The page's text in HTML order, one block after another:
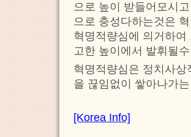
으로 높이 받들어모시
으로 충성다하는것은
혁명적량심에 의거하
고한 높이에서 발휘될
혁명적량심은 정치사
을 끊임없이 쌓아나가
[Korea Info]